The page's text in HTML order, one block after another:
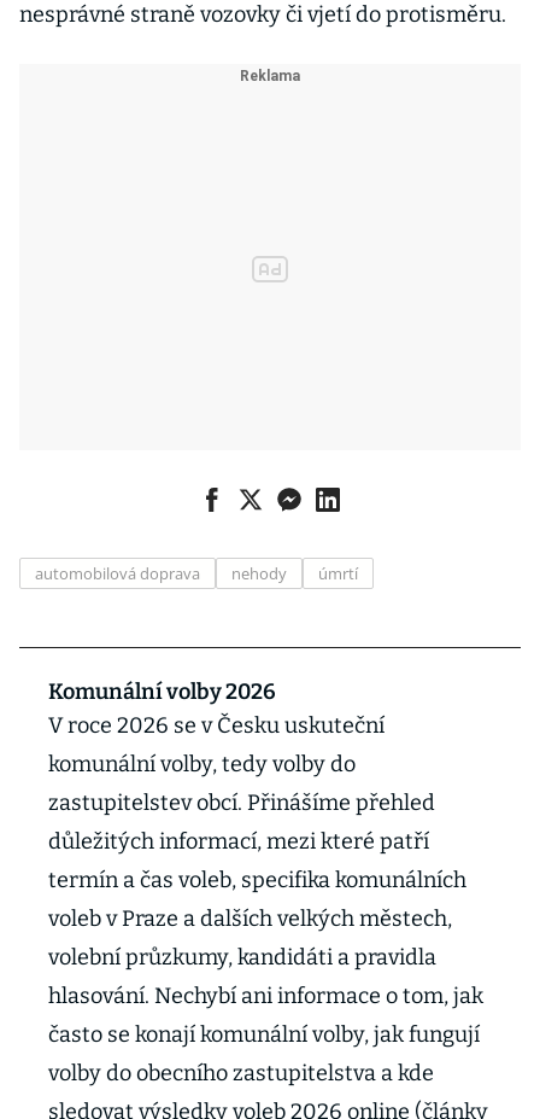
nesprávné straně vozovky či vjetí do protisměru.
automobilová doprava nehody úmrtí
Komunální volby 2026
V roce 2026 se v Česku uskuteční
komunální volby, tedy volby do
zastupitelstev obcí. Přinášíme přehled
důležitých informací, mezi které patří
termín a čas voleb, specifika komunálních
voleb v Praze a dalších velkých městech,
volební průzkumy, kandidáti a pravidla
hlasování. Nechybí ani informace o tom, jak
často se konají komunální volby, jak fungují
volby do obecního zastupitelstva a kde
sledovat výsledky voleb 2026 online (články